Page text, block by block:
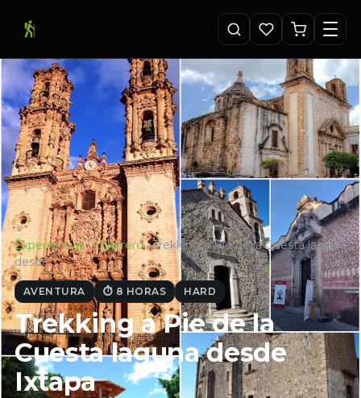
Experiencias · Guerrero · Trekking a Pie de la Cuesta laguna
desde…
AVENTURA ⏱ 8 HORAS HARD
Trekking a Pie de la
Cuesta laguna desde
Ixtapa